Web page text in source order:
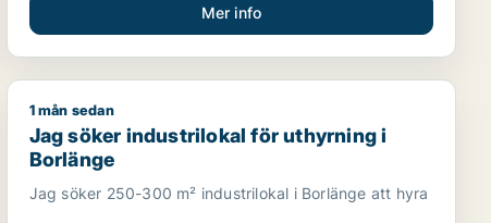
Mer info
Hedemora
Jag söker industrilokal för uthyrning i Borlänge
1 mån sedan
Jag söker industrilokal för uthyrning i
Borlänge
Jag söker 250-300 m² industrilokal i Borlänge att hyra